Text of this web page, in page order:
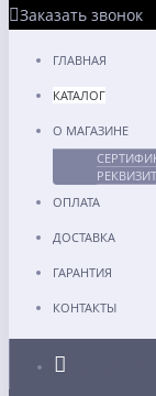
Заказать звонок
ГЛАВНАЯ
КАТАЛОГ
О МАГАЗИНЕ
ОПЛАТА
ДОСТАВКА
ГАРАНТИЯ
КОНТАКТЫ